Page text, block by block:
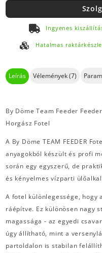
Ingyenes
Hatalmas
Leírás Vélemények (7)
By Döme Team Feeder
Horgász Fotel
A By Döme TEAM FEEDER
anyagokból készült és profi
során egy egyszerű, de
és kényelmes vízparti
A fotel különlegessége,
ráépítve. Ez különösen nagy
magassága - az egyedi
úgy állítható, mint a
partoldalon is stabilan